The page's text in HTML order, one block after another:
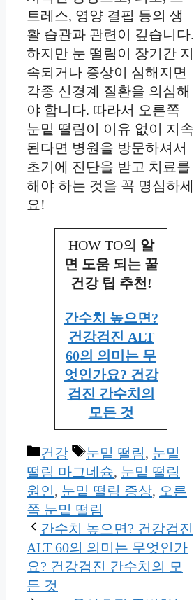
트레스, 영양 결핍 등의 생
활 습관과 관련이 깊습니다.
하지만 눈 떨림이 장기간 지
속되거나 증상이 심해지면
각종 신경계 질환을 의심해
야 합니다. 따라서 오른쪽
눈밑 떨림이 이유 없이 지속
된다면 병원을 방문하셔서
초기에 진단을 받고 치료를
해야 하는 것을 꼭 명심하세
요!
HOW TO의 알
면 도움 되는 꿀
건강 팁 추천!
간수치 높으면?
건강검진 ALT
60의 의미는 무
엇인가요? 건강
검진 간수치의
모든 것
Categories
건강 Tags
눈밑 떨림, 눈밑
떨림 마그네슘, 눈밑 떨림
원인, 눈밑 떨림 증상, 오른
쪽 눈밑 떨림
간수치 높으면? 건강검진
ALT 60의 의미는 무엇인가
요? 건강검진 간수치의 모
든 것